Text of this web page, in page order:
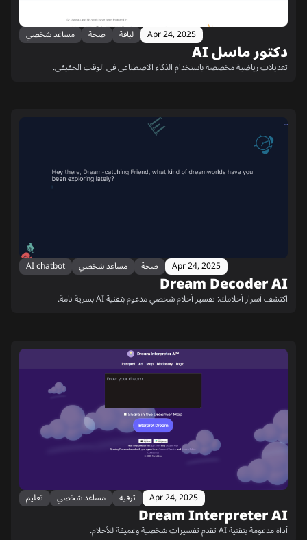
Apr 24, 2025 لياقة صحة مساعد شخصي
دكتور ماسل AI
تعديلات رياضية مخصصة باستخدام الذكاء الاصطناعي في الوقت الحقيقي.
Apr 24, 2025 صحة مساعد شخصي AI chatbot
Dream Decoder AI
اكتشف أسرار أحلامك: تفسير أحلام شخصي مدعوم بتقنية AI بسرية تامة.
Apr 24, 2025 ترفيه مساعد شخصي تعليم
Dream Interpreter AI
أداة مدعومة بتقنية AI تقدم تفسيرات شخصية وعميقة للأحلام.